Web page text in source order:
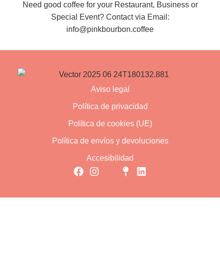
Need good coffee for your Restaurant, Business or
Special Event? Contact via Email:
info@pinkbourbon.coffee
Aviso legal
Política de privacidad
Política de cookies (UE)
Política de envíos y devoluciones
Accesibilidad